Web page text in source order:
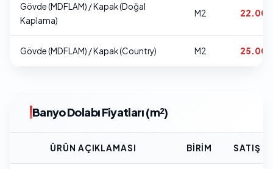
Gövde (MDFLAM) / Kapak (Doğal
Kaplama)
M2 22.000
Gövde (MDFLAM) / Kapak (Country) M2 25.000
Banyo Dolabı Fiyatları (m²)
ÜRÜN AÇIKLAMASI BIRIM SATIŞ